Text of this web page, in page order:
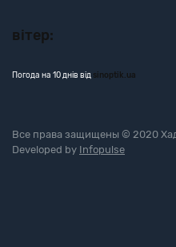
вітер:
Погода на 10 днів від sinoptik.ua
Все права защищены © 2020
Developed by Infopulse